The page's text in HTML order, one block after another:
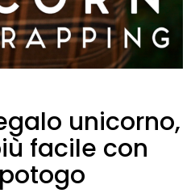
unicorno,
facile con